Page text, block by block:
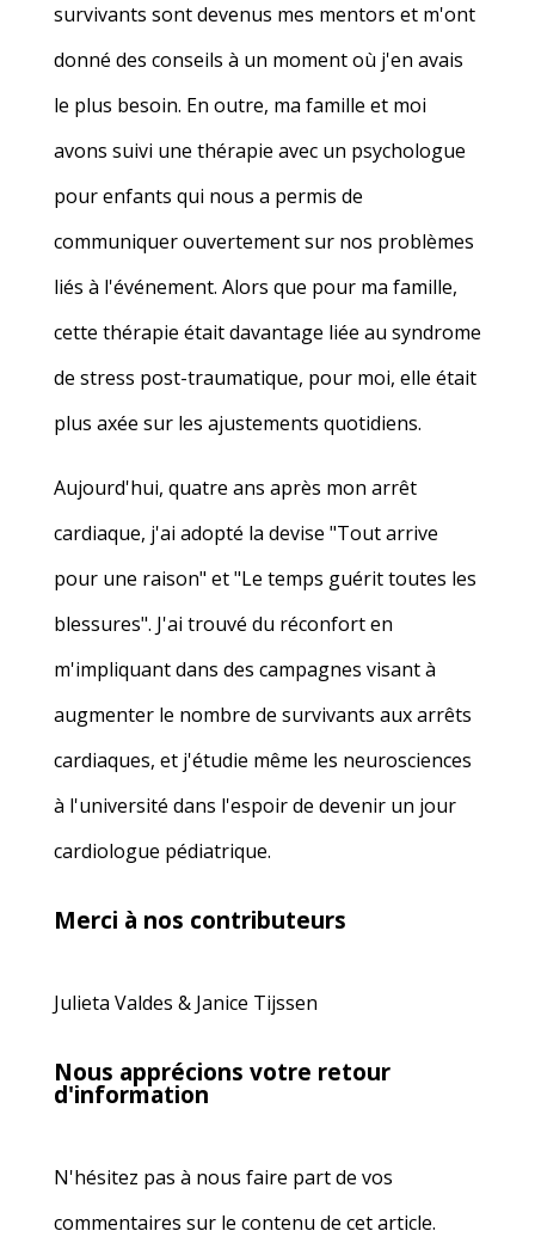
survivants sont devenus mes mentors et m'ont
donné des conseils à un moment où j'en avais
le plus besoin. En outre, ma famille et moi
avons suivi une thérapie avec un psychologue
pour enfants qui nous a permis de
communiquer ouvertement sur nos problèmes
liés à l'événement. Alors que pour ma famille,
cette thérapie était davantage liée au syndrome
de stress post-traumatique, pour moi, elle était
plus axée sur les ajustements quotidiens.
Aujourd'hui, quatre ans après mon arrêt
cardiaque, j'ai adopté la devise "Tout arrive
pour une raison" et "Le temps guérit toutes les
blessures". J'ai trouvé du réconfort en
m'impliquant dans des campagnes visant à
augmenter le nombre de survivants aux arrêts
cardiaques, et j'étudie même les neurosciences
à l'université dans l'espoir de devenir un jour
cardiologue pédiatrique.
Merci à nos contributeurs
Julieta Valdes & Janice Tijssen
Nous apprécions votre retour
d'information
N'hésitez pas à nous faire part de vos
commentaires sur le contenu de cet article.